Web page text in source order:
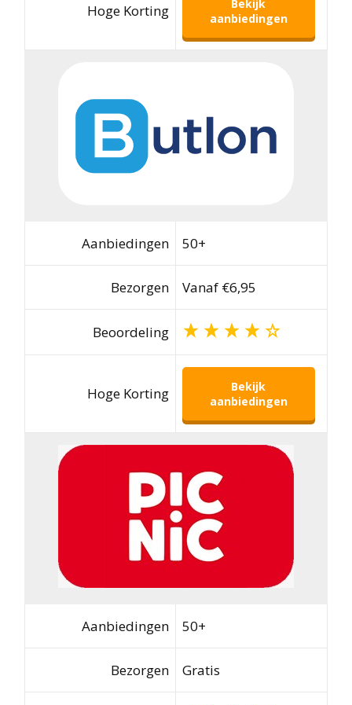
Hoge Korting
Bekijk
aanbiedingen
Aanbiedingen 50+
Bezorgen Vanaf €6,95
Beoordeling
Hoge Korting
Bekijk
aanbiedingen
Aanbiedingen 50+
Bezorgen Gratis